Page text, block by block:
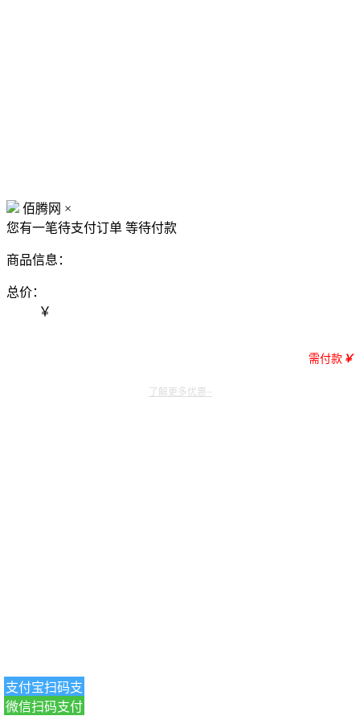
佰腾网 ×
您有一笔待支付订单 等待付款
商品信息：
总价：
￥
需付款 ￥
支付宝扫码支
付
微信扫码支付
了解更多优惠~